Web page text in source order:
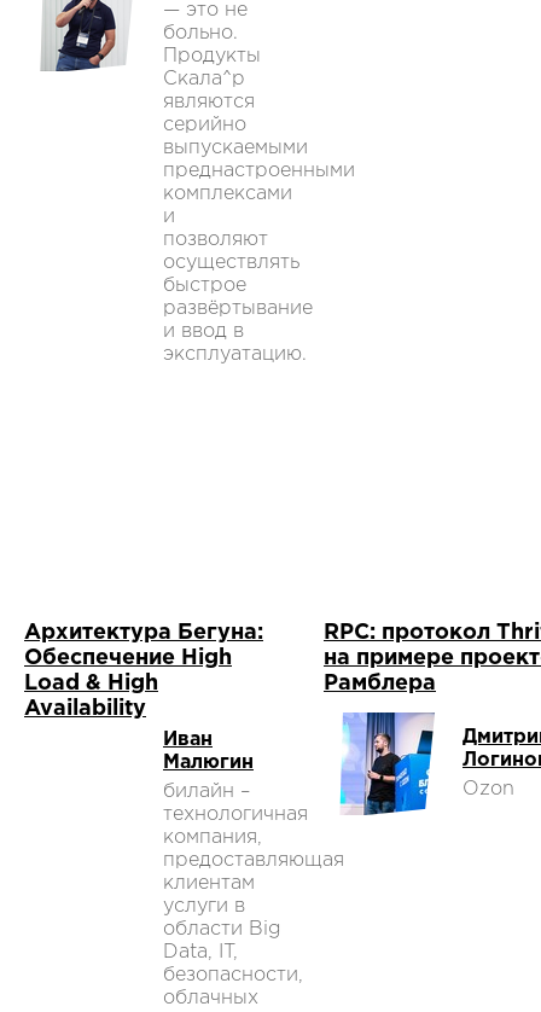
— это не
больно.
Продукты
Скала^р
являются
серийно
выпускаемыми
преднастроенными
комплексами
и
позволяют
осуществлять
быстрое
развёртывание
и ввод в
эксплуатацию.
Архитектура Бегуна:
Обеспечение High
Load & High
Availability
Иван
Малюгин
билайн –
технологичная
компания,
предоставляющая
клиентам
услуги в
области Big
Data, IT,
безопасности,
облачных
RPC: протокол
на примере
Рамблера
Ozon